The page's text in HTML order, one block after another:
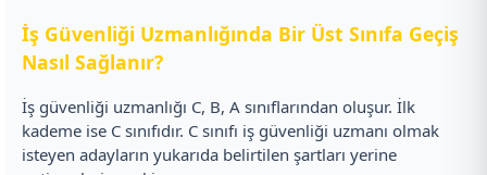
İş Güvenliği Uzmanlığında Bir Üst Sınıfa Geçiş
Nasıl Sağlanır?
İş güvenliği uzmanlığı C, B, A sınıflarından oluşur. İlk
kademe ise C sınıfıdır. C sınıfı iş güvenliği uzmanı olmak
isteyen adayların yukarıda belirtilen şartları yerine